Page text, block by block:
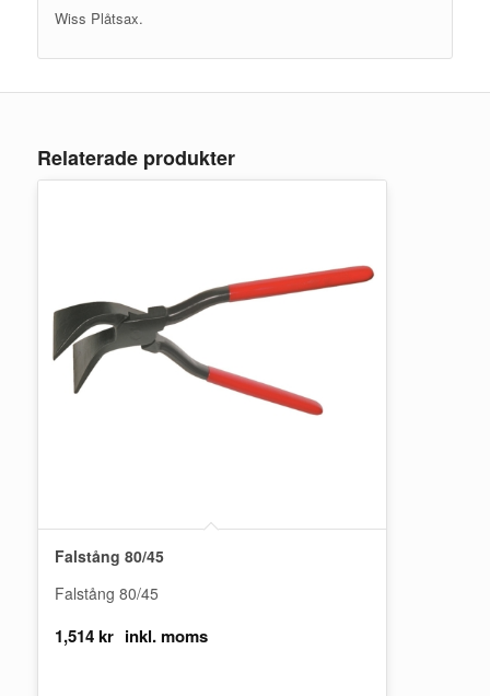
Wiss Plåtsax.
Relaterade produkter
Falstång 80/45
Falstång 80/45
1,514kr